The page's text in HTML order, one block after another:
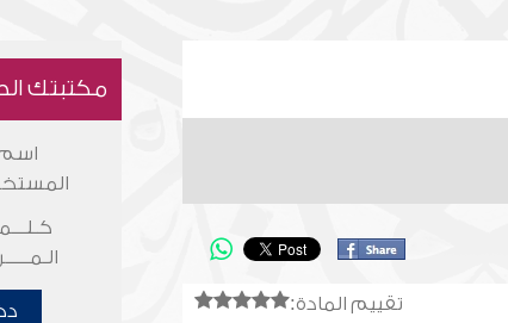
تقييم المادة:
مكتبتك